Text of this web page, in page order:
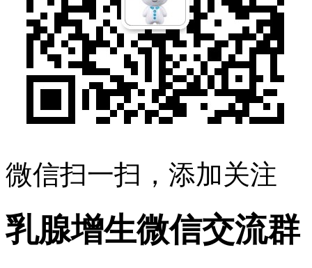
微信扫一扫，添加关注
乳腺增生微信交流群